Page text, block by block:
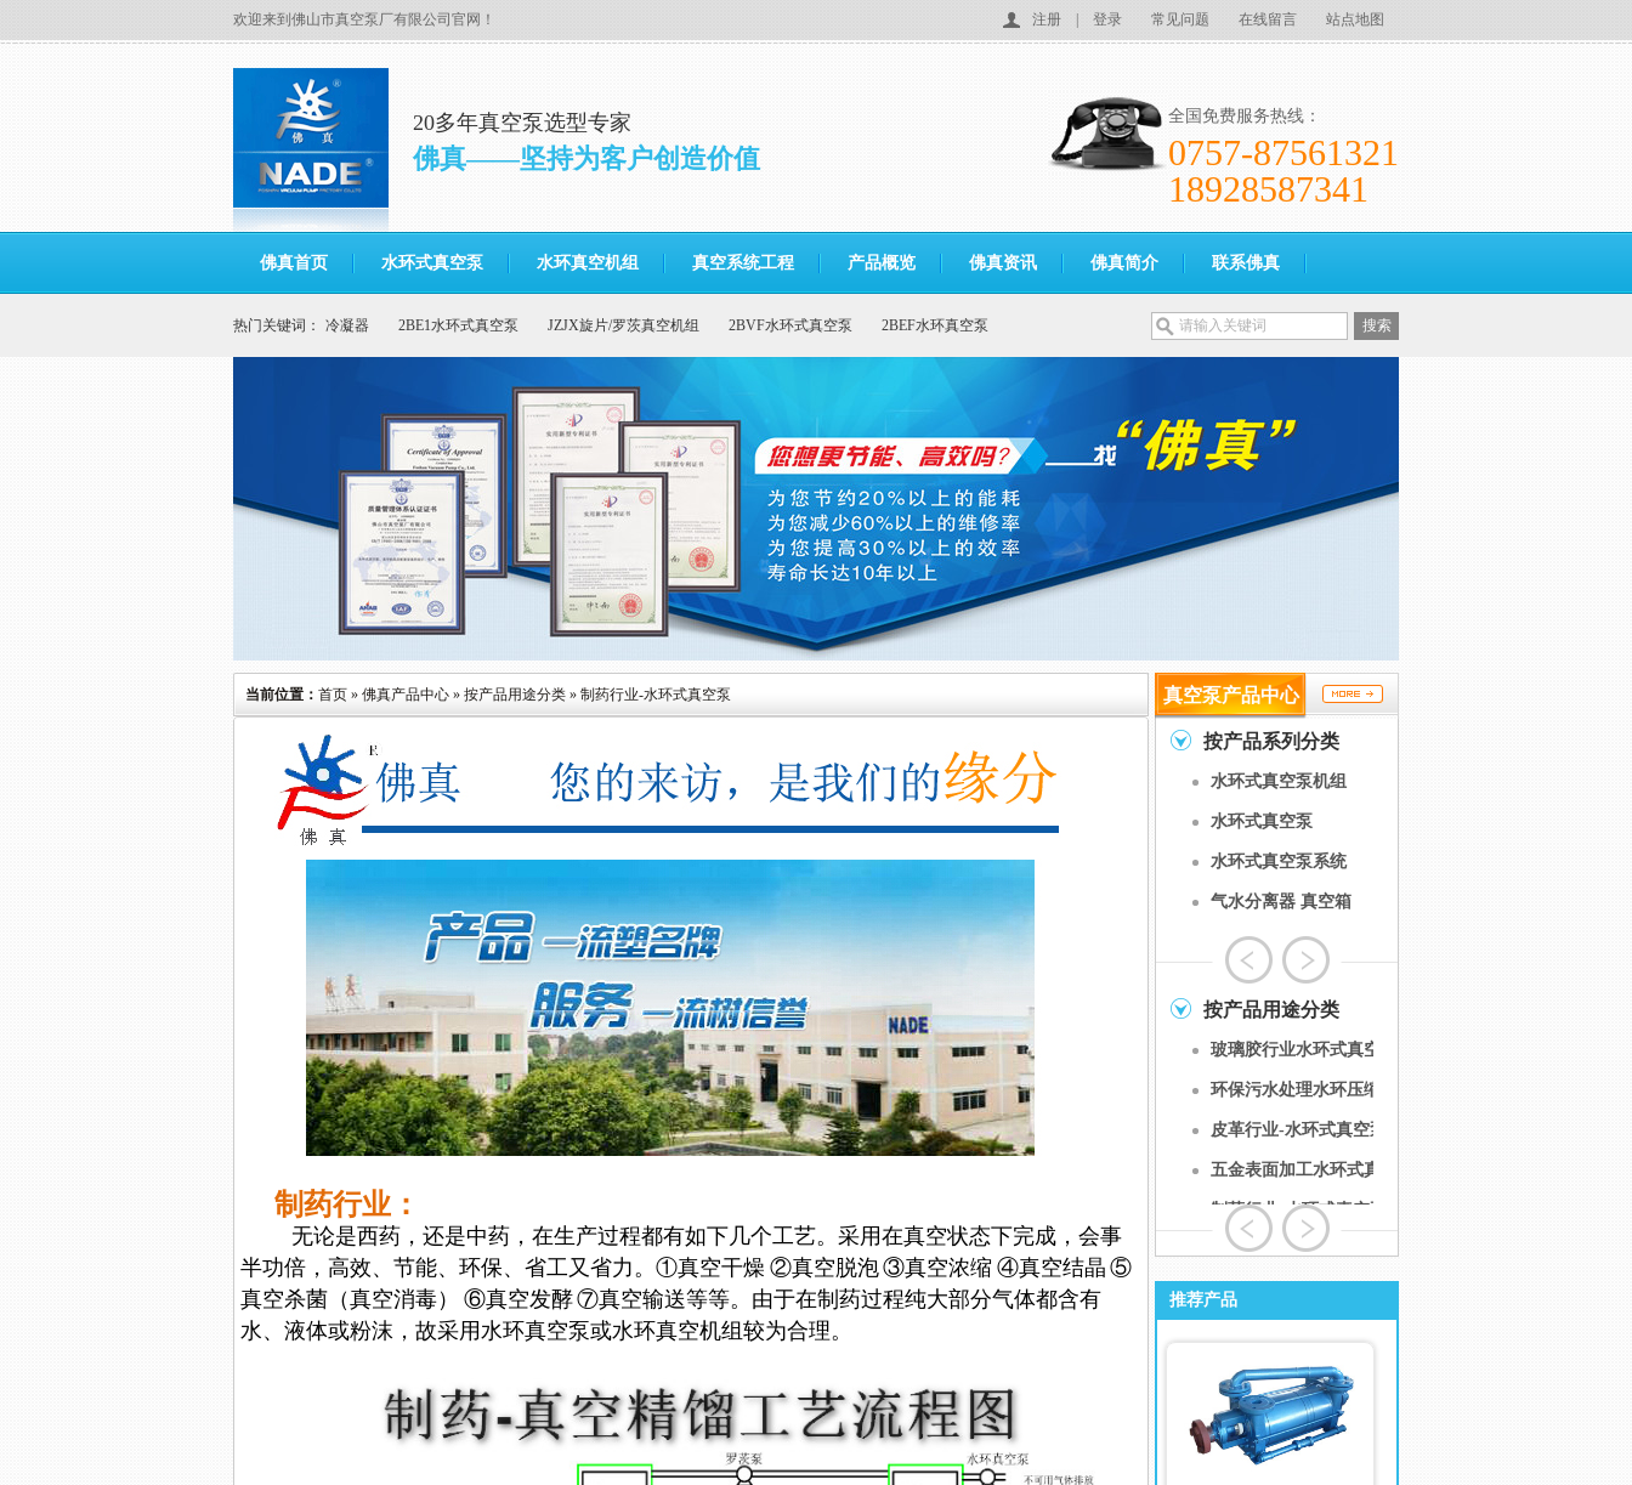
注册 登录 常见问题 在线留言 站点地图
欢迎来到佛山市真空泵厂有限公司官网！
20多年真空泵选型专家
佛真——坚持为客户创造价值
全国免费服务热线：
0757-87561321
18928587341
佛真首页 水环式真空泵 水环真空机组 真空系统工程 产品概览 佛真资讯 佛真简介 联系佛真
热门关键词： 冷凝器 2BE1水环式真空泵 JZJX旋片/罗茨真空机组 2BVF水环式真空泵 2BEF水环真空泵
当前位置： 首页 » 佛真产品中心 » 按产品用途分类 » 制药行业-水环式真空泵
制药行业：
无论是西药，还是中药，在生产过程都有如下几个工艺。采用在真空状态下完成，会事
半功倍，高效、节能、环保、省工又省力。①真空干燥 ②真空脱泡 ③真空浓缩 ④真空结晶 ⑤
真空杀菌（真空消毒） ⑥真空发酵 ⑦真空输送等等。由于在制药过程纯大部分气体都含有
水、液体或粉沫，故采用水环真空泵或水环真空机组较为合理。
真空泵产品中心
按产品系列分类
水环式真空泵机组
水环式真空泵
水环式真空泵系统
气水分离器 真空箱
按产品用途分类
玻璃胶行业水环式真空泵
环保污水处理水环压缩机
皮革行业-水环式真空泵
五金表面加工水环式真空
泵
制药行业-水环式真空泵
医用行业负压泵
引水工程-水环式真空泵
冶金行业-水环式真空泵
日用化工-水环式真空泵
电子行业-水环式真空泵
推荐产品